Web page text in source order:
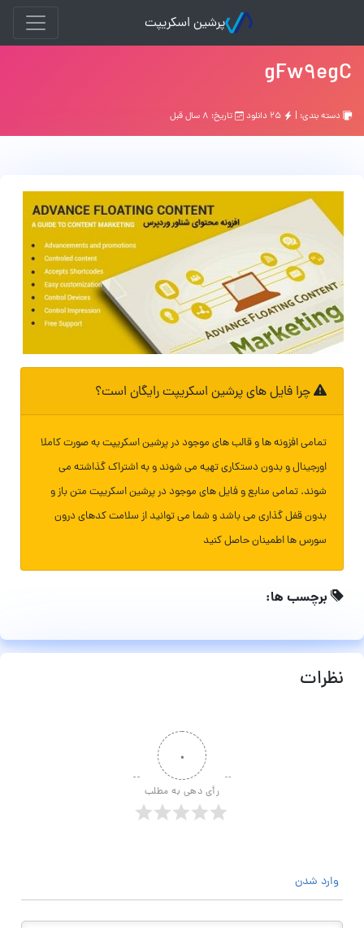
پرشین اسکریپت
gFw9egC
دسته بندی: | تاریخ: ۸ سال قبل
چرا فایل های پرشین اسکریپت رایگان است؟
تمامی افزونه ها و قالب های موجود در پرشین اسکریپت به صورت کاملا
اورجینال و بدون دستکاری تهیه می شوند و به اشتراک گذاشته می
شوند. تمامی منابع و فایل های موجود در پرشین اسکریپت متن باز و
بدون قفل گذاری می باشد و شما می توانید از سلامت کدهای درون
سورس ها اطمینان حاصل کنید
برچسب ها:
نظرات
۰
رأی دهی به مطلب
وارد شدن